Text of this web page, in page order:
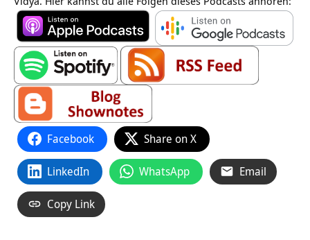
Facebook Share on X
LinkedIn WhatsApp Email
Copy Link